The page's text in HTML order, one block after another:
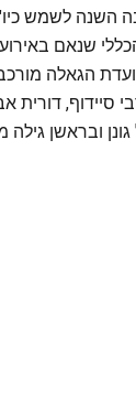
הכללי שנאם
הגאלה
סיידוף, דורית
ובראשן גילה